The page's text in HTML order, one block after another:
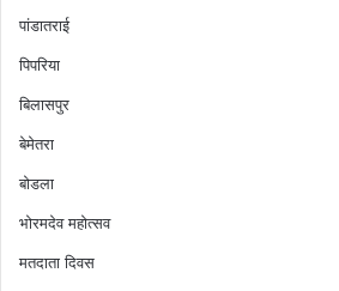
पांडातराई
पिपरिया
बिलासपुर
बेमेतरा
बोडला
भोरमदेव महोत्सव
मतदाता दिवस